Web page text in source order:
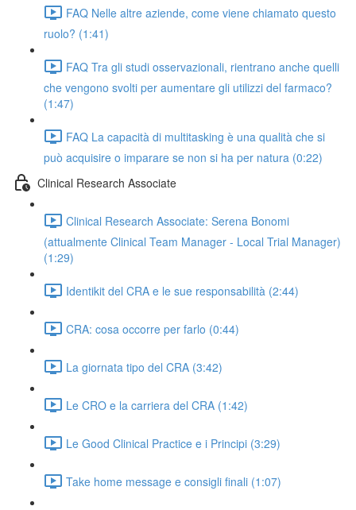
FAQ Nelle altre aziende, come viene chiamato questo
ruolo? (1:41)
FAQ Tra gli studi osservazionali, rientrano anche quelli
che vengono svolti per aumentare gli utilizzi del farmaco?
(1:47)
FAQ La capacità di multitasking è una qualità che si
può acquisire o imparare se non si ha per natura (0:22)
Clinical Research Associate
Clinical Research Associate: Serena Bonomi
(attualmente Clinical Team Manager - Local Trial Manager)
(1:29)
Identikit del CRA e le sue responsabilità (2:44)
CRA: cosa occorre per farlo (0:44)
La giornata tipo del CRA (3:42)
Le CRO e la carriera del CRA (1:42)
Le Good Clinical Practice e i Principi (3:29)
Take home message e consigli finali (1:07)